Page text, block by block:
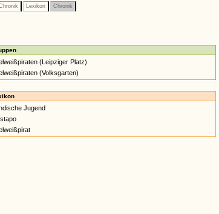
Lexikon Chronik
(Leipziger Platz)
(Volksgarten)
Jugend